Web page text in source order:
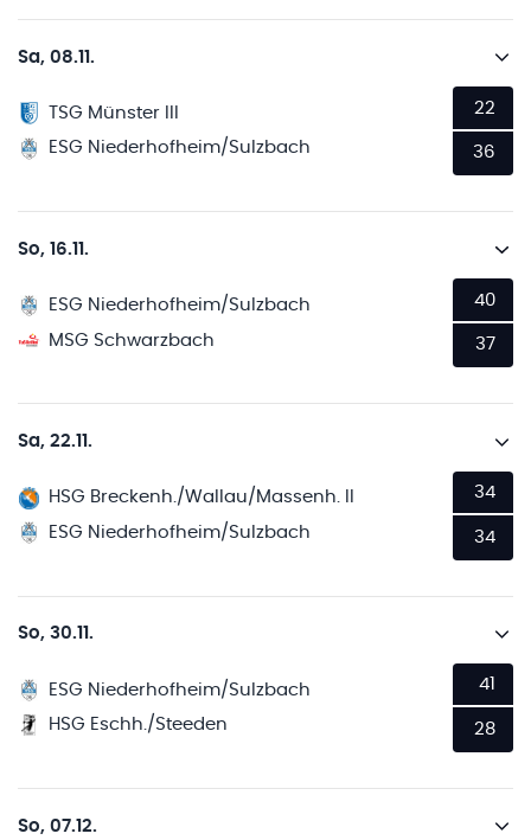
Sa, 08.11.
TSG Münster III
ESG Niederhofheim/Sulzbach
22
36
So, 16.11.
ESG Niederhofheim/Sulzbach
MSG Schwarzbach
40
37
Sa, 22.11.
HSG Breckenh./Wallau/Massenh. II
ESG Niederhofheim/Sulzbach
34
34
So, 30.11.
ESG Niederhofheim/Sulzbach
HSG Eschh./Steeden
41
28
So, 07.12.